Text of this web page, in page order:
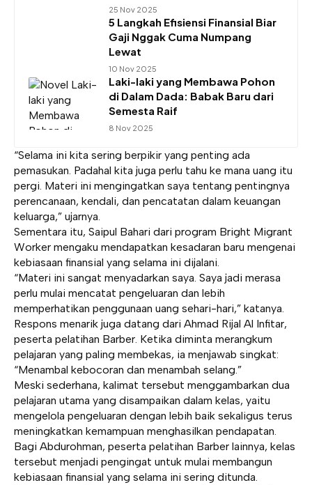
25 Nov 2025
5 Langkah Efisiensi Finansial Biar
Gaji Nggak Cuma Numpang
Lewat
10 Nov 2025
Laki-laki yang Membawa Pohon
di Dalam Dada: Babak Baru dari
Semesta Raif
8 Nov 2025
“Selama ini kita sering berpikir yang penting ada
pemasukan. Padahal kita juga perlu tahu ke mana uang itu
pergi. Materi ini mengingatkan saya tentang pentingnya
perencanaan, kendali, dan pencatatan dalam keuangan
keluarga,” ujarnya.
Sementara itu, Saipul Bahari dari program Bright Migrant
Worker mengaku mendapatkan kesadaran baru mengenai
kebiasaan finansial yang selama ini dijalani.
“Materi ini sangat menyadarkan saya. Saya jadi merasa
perlu mulai mencatat pengeluaran dan lebih
memperhatikan penggunaan uang sehari-hari,” katanya.
Respons menarik juga datang dari Ahmad Rijal Al Infitar,
peserta pelatihan Barber. Ketika diminta merangkum
pelajaran yang paling membekas, ia menjawab singkat:
“Menambal kebocoran dan menambah selang.”
Meski sederhana, kalimat tersebut menggambarkan dua
pelajaran utama yang disampaikan dalam kelas, yaitu
mengelola pengeluaran dengan lebih baik sekaligus terus
meningkatkan kemampuan menghasilkan pendapatan.
Bagi Abdurohman, peserta pelatihan Barber lainnya, kelas
tersebut menjadi pengingat untuk mulai membangun
kebiasaan finansial yang selama ini sering ditunda.